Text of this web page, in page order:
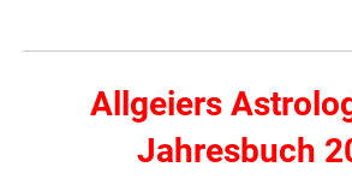
Allgeiers
Jahresbuch